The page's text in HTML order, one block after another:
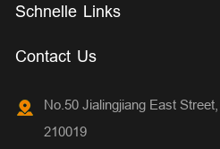
Schnelle Links
Contact Us
No.50 Jialingjiang East
210019